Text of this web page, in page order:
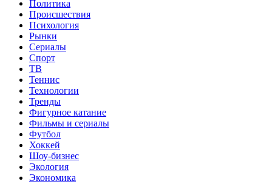
Политика
Происшествия
Психология
Рынки
Сериалы
Спорт
ТВ
Теннис
Технологии
Тренды
Фигурное катание
Фильмы и сериалы
Футбол
Хоккей
Шоу-бизнес
Экология
Экономика